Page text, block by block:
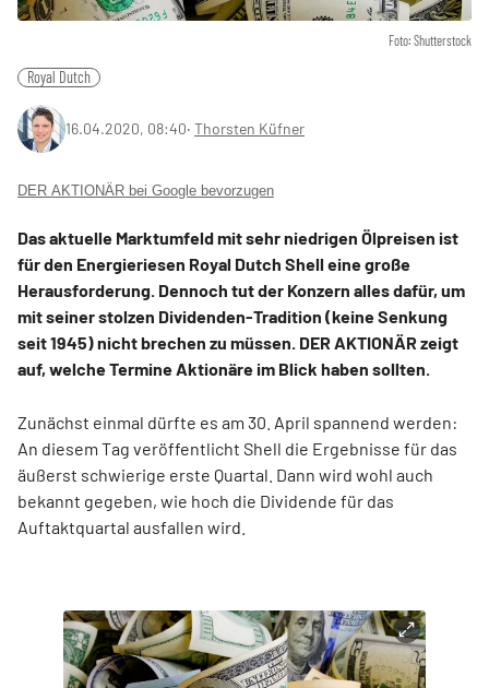
Foto: Shutterstock
Royal Dutch
16.04.2020, 08:40‧ Thorsten Küfner
DER AKTIONÄR bei Google bevorzugen
Das aktuelle Marktumfeld mit sehr niedrigen Ölpreisen ist
für den Energieriesen Royal Dutch Shell eine große
Herausforderung. Dennoch tut der Konzern alles dafür, um
mit seiner stolzen Dividenden-Tradition (keine Senkung
seit 1945) nicht brechen zu müssen. DER AKTIONÄR zeigt
auf, welche Termine Aktionäre im Blick haben sollten.
Zunächst einmal dürfte es am 30. April spannend werden:
An diesem Tag veröffentlicht Shell die Ergebnisse für das
äußerst schwierige erste Quartal. Dann wird wohl auch
bekannt gegeben, wie hoch die Dividende für das
Auftaktquartal ausfallen wird.